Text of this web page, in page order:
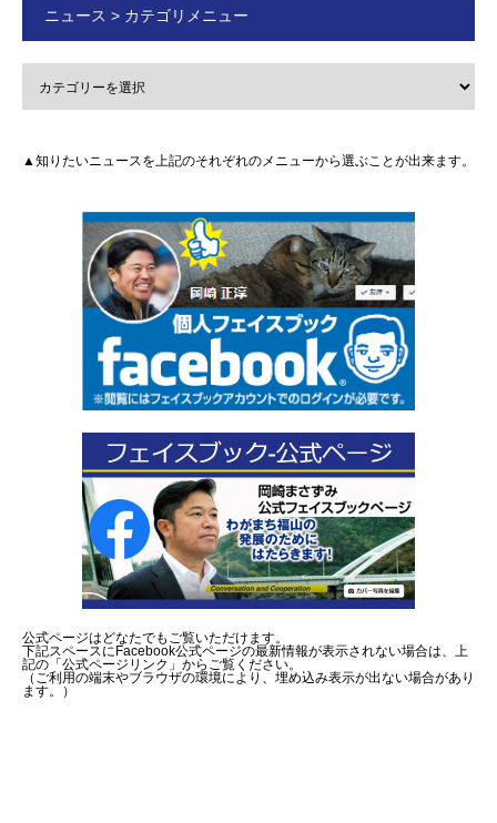
ニュース > カテゴリメニュー
▲知りたいニュースを上記のそれぞれのメニューから選ぶことが出来ます。
公式ページはどなたでもご覧いただけます。
下記スペースにFacebook公式ページの最新情報が表示されない場合は、上
記の「公式ページリンク」からご覧ください。
（ご利用の端末やブラウザの環境により、埋め込み表示が出ない場合があり
ます。）